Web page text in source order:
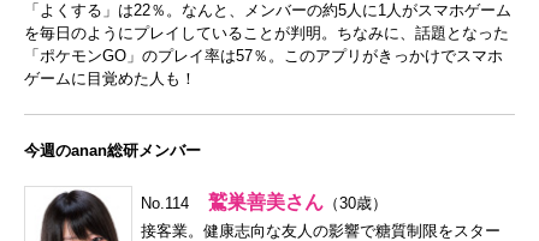
「よくする」は22％。なんと、メンバーの約5人に1人がスマホゲーム
を毎日のようにプレイしていることが判明。ちなみに、話題となった
「ポケモンGO」のプレイ率は57％。このアプリがきっかけでスマホ
ゲームに目覚めた人も！
今週のanan総研メンバー
No.114 鷲巣善美さん （30歳）
接客業。健康志向な友人の影響で糖質制限をスター